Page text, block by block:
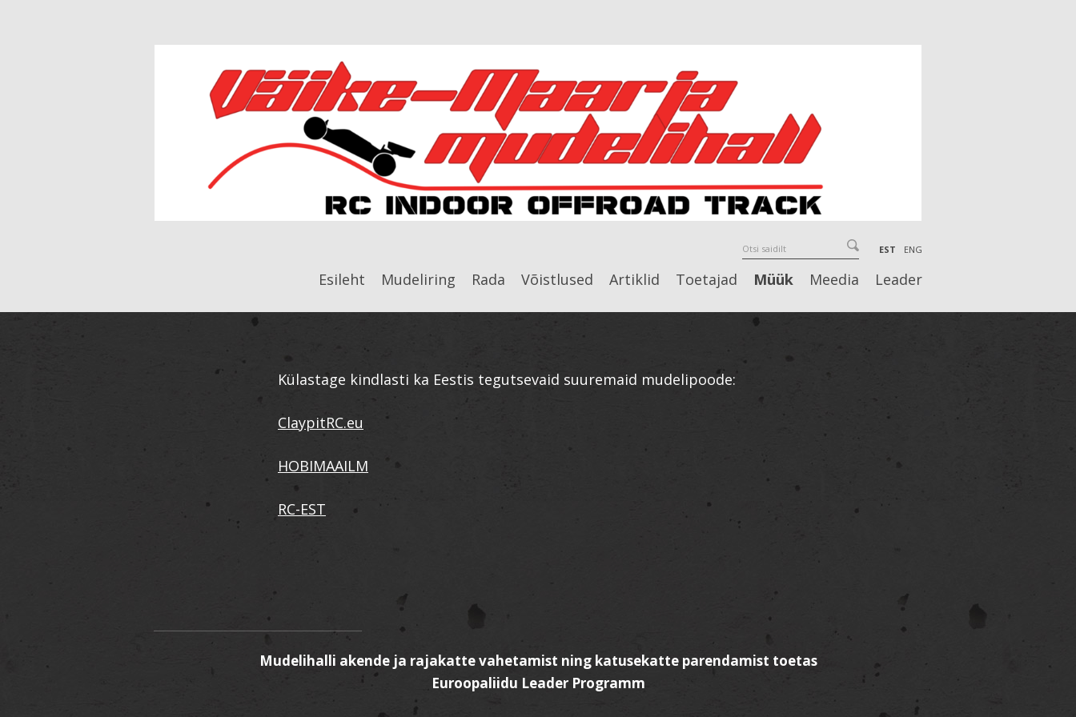
EST ENG
Esileht Mudeliring Rada Võistlused Artiklid Toetajad Müük Meedia Leader
Külastage kindlasti ka Eestis tegutsevaid suuremaid mudelipoode:
ClaypitRC.eu
HOBIMAAILM
RC-EST
Mudelihalli akende ja rajakatte vahetamist ning katusekatte parendamist toetas
Euroopaliidu Leader Programm